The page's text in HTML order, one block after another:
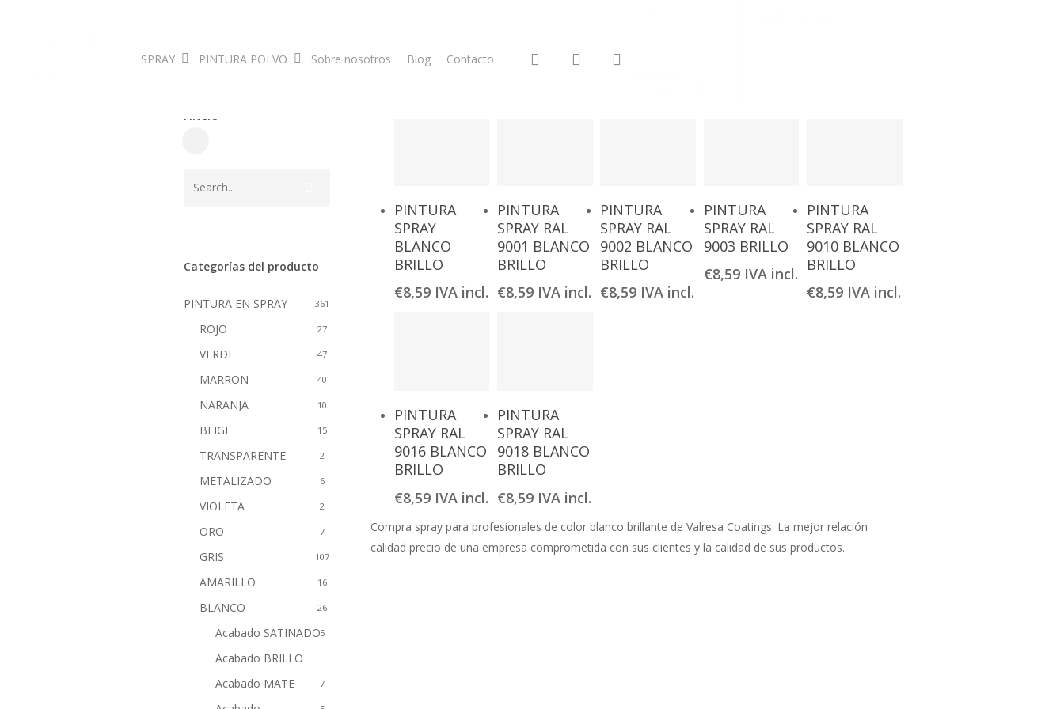
SPRAY PINTURA POLVO Sobre nosotros Blog Contacto search account
Acabado BRILLO
Filters
Categorías del producto
PINTURA EN SPRAY 361
ROJO 27
VERDE 47
MARRON 40
NARANJA 10
BEIGE 15
TRANSPARENTE 2
METALIZADO 6
VIOLETA 2
ORO 7
GRIS 107
AMARILLO 16
BLANCO 26
Acabado SATINADO5
Acabado BRILLO
Acabado MATE 7
Añadir Al
Carrito
PINTURA
SPRAY
BLANCO
BRILLO
€8,59 IVA incl.
Añadir Al
Carrito
PINTURA
SPRAY RAL
9001 BLANCO
BRILLO
€8,59 IVA incl.
Añadir Al
Carrito
PINTURA
SPRAY RAL
9002 BLANCO
BRILLO
€8,59 IVA incl.
Añadir Al
Carrito
PINTURA
SPRAY RAL
9003 BRILLO
€8,59 IVA incl.
Añadir Al
Carrito
PINTURA
SPRAY RAL
9010 BLANCO
BRILLO
€8,59 IVA incl.
Añadir Al
Carrito
PINTURA
SPRAY RAL
9016 BLANCO
BRILLO
€8,59 IVA incl.
Añadir Al
Carrito
PINTURA
SPRAY RAL
9018 BLANCO
BRILLO
€8,59 IVA incl.
Compra spray para profesionales de color blanco brillante de Valresa Coatings. La mejor relación
calidad precio de una empresa comprometida con sus clientes y la calidad de sus productos.